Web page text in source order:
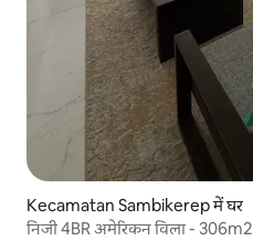
Kecamatan Sambikerep में घर
निजी 4BR अमेरिकन विला - 306m2